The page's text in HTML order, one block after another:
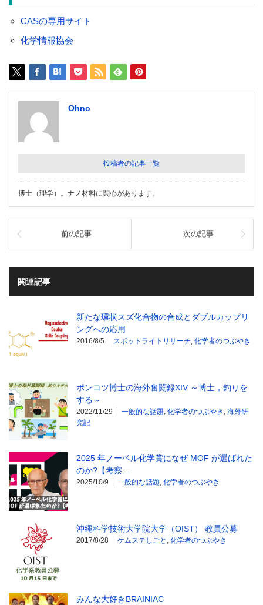
CASの専用サイト
化学情報協会
Ohno
投稿者の記事一覧
博士（理学）。ナノ材料に関心があります。
前の記事 次の記事
関連記事
新たな環状スズ化合物の合成とダブルカップリ
ングへの応用
2016/8/5 スポットライトリサーチ, 化学者のつぶやき
ポンコツ博士の海外奮闘録XIV ～博士，釣りを
する～
2022/11/29 一般的な話題, 化学者のつぶやき , 海外研
究記
2025 年ノーベル化学賞になぜ MOF が選ばれた
のか?【考察…
2025/10/9 一般的な話題, 化学者のつぶやき
沖縄科学技術大学院大学（OIST） 教員公募
2017/8/28 ケムステしごと , 化学者のつぶやき
みんな大好きBRAINIAC